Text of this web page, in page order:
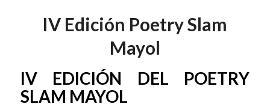
IV Edición Poetry Slam
Mayol
IV EDICIÓN DEL POETRY
SLAM MAYOL